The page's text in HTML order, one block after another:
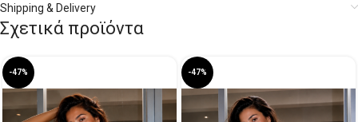
Shipping & Delivery
Σχετικά προϊόντα
-47% -47%